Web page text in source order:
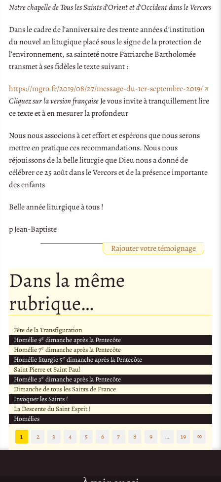
Notre chapelle de Tous les Saints d’Orient et d’Occident dans le Vercors
Dans le cadre de l’anniversaire des trente années d’institution
du nouvel an litugique placé sous le signe de la protection de
l’environnement, sa sainteté notre Patriarche Bartholomée
transmet à ses fidèles le texte suivant :
https://mgro.fr/2019/08/27/message-du-1er-septembre-2019/
Cliquez sur la version françaiseJe vous invite à tranquillement lire
ce texte et à en mesurer la profondeur
Nous nous associons à cet effort et espérons que nous serons
mettre en pratique ces recommandations. Nous nous
réjouissons de la belle liturgie que Dieu nous a donné de
célébrer ce 25 août dans le Vercors et de la présence importante
des enfants
Belle année liturgique à tous !
p Jean-Baptiste
Rajouter votre témoignage
Dans la même
rubrique…
Fête de la Transfiguration
Homélie 9e dimanche après la Pentecôte
Homélie 7e dimanche après la Pentecôte
Homélie liturgie 5e dimanche après la Pentecôte
Saint Pierre et Saint Paul
Homélie 3e dimanche après la Pentecôte
Dimanche de tous les Saints de France
Invoquer les Saints !
La Descente du Saint Esprit !
Homélies
1
2 3 4 5 6 7 8 9 … 19 ∞